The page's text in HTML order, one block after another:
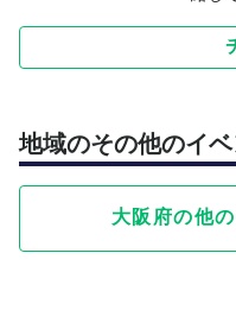
地域のその他のイベ
大阪府の他